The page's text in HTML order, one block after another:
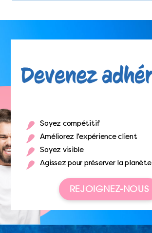
Soyez compétitif
Améliorez l’expérience client
Soyez visible
Agissez pour préserver la planète
REJOIGNEZ-NOUS